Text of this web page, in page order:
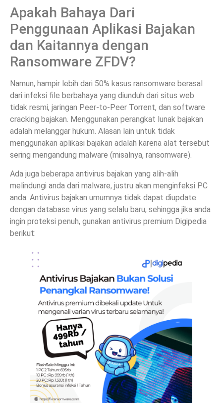
Apakah Bahaya Dari
Penggunaan Aplikasi Bajakan
dan Kaitannya dengan
Ransomware ZFDV?
Namun, hampir lebih dari 50% kasus ransomware berasal
dari infeksi file berbahaya yang diunduh dari situs web
tidak resmi, jaringan Peer-to-Peer Torrent, dan software
cracking bajakan. Menggunakan perangkat lunak bajakan
adalah melanggar hukum. Alasan lain untuk tidak
menggunakan aplikasi bajakan adalah karena alat tersebut
sering mengandung malware (misalnya, ransomware).
Ada juga beberapa antivirus bajakan yang alih-alih
melindungi anda dari malware, justru akan menginfeksi PC
anda. Antivirus bajakan umumnya tidak dapat diupdate
dengan database virus yang selalu baru, sehingga jika anda
ingin proteksi penuh, gunakan antivirus premium Digipedia
berikut: